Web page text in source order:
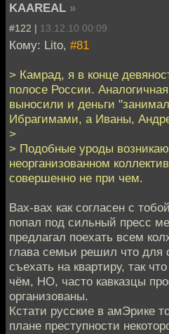
KAAREAL »
#122 | 13.12.10 00:09
Кому: Lito, #81
> Камрад, я в конце
полосе России.
выносили и деньги
Ибрагимами, а Иваны,
>
> Подобные уроды
неорганизованном
совершенно не при чем.
Вах-вах как согласен с
попал под сильный пресс
предлагал поехать всем
глава семьи решил что для
съехать на квартиру, так
чём, НО, часто кавказцы
организованы.
Кстати русские в амЭрике
плане преступности